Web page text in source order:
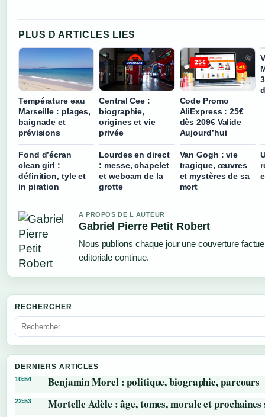
PLUS D ARTICLES LIES
Température eau
Marseille : plages,
baignade et
prévisions
Central Cee :
biographie,
origines et vie
privée
Code Promo
AliExpress : 25€
dès 209€ Valide
Aujourd’hui
Fond d’écran
clean girl :
définition, tyle et
in piration
Lourdes en direct
: messe, chapelet
et webcam de la
grotte
Van Gogh : vie
tragique, œuvres
et mystères de sa
mort
A PROPOS DE L AUTEUR
Gabriel Pierre Petit Robert
Nous publions chaque jour une couverture
editoriale continue.
RECHERCHER
DERNIERS ARTICLES
10:54 Benjamin Morel : politique, biographie, parcours
22:53 Mortelle Adèle : âge, tomes, morale et prochaines